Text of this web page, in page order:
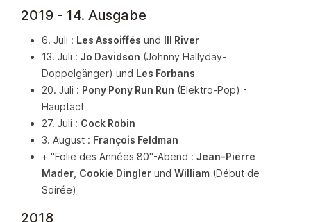
2019 - 14. Ausgabe
6. Juli : Les Assoiffés und Ill River
13. Juli : Jo Davidson (Johnny Hallyday-
Doppelgänger) und Les Forbans
20. Juli : Pony Pony Run Run (Elektro-Pop) -
Hauptact
27. Juli : Cock Robin
3. August : François Feldman
+ "Folie des Années 80"-Abend : Jean-Pierre
Mader Cookie Dingler und William (Début de
Soirée)
2018